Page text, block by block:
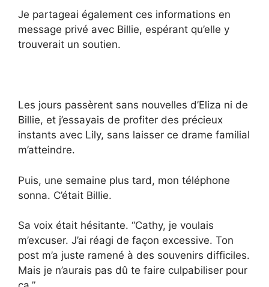
Je partageai également ces informations en
message privé avec Billie, espérant qu’elle y
trouverait un soutien.
Les jours passèrent sans nouvelles d’Eliza ni de
Billie, et j’essayais de profiter des précieux
instants avec Lily, sans laisser ce drame familial
m’atteindre.
Puis, une semaine plus tard, mon téléphone
sonna. C’était Billie.
Sa voix était hésitante. “Cathy, je voulais
m’excuser. J’ai réagi de façon excessive. Ton
post m’a juste ramené à des souvenirs difficiles.
Mais je n’aurais pas dû te faire culpabiliser pour